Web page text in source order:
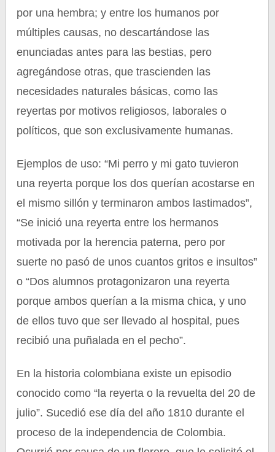
por una hembra; y entre los humanos por
múltiples causas, no descartándose las
enunciadas antes para las bestias, pero
agregándose otras, que trascienden las
necesidades naturales básicas, como las
reyertas por motivos religiosos, laborales o
políticos, que son exclusivamente humanas.
Ejemplos de uso: “Mi perro y mi gato tuvieron
una reyerta porque los dos querían acostarse en
el mismo sillón y terminaron ambos lastimados”,
“Se inició una reyerta entre los hermanos
motivada por la herencia paterna, pero por
suerte no pasó de unos cuantos gritos e insultos”
o “Dos alumnos protagonizaron una reyerta
porque ambos querían a la misma chica, y uno
de ellos tuvo que ser llevado al hospital, pues
recibió una puñalada en el pecho”.
En la historia colombiana existe un episodio
conocido como “la reyerta o la revuelta del 20 de
julio”. Sucedió ese día del año 1810 durante el
proceso de la independencia de Colombia.